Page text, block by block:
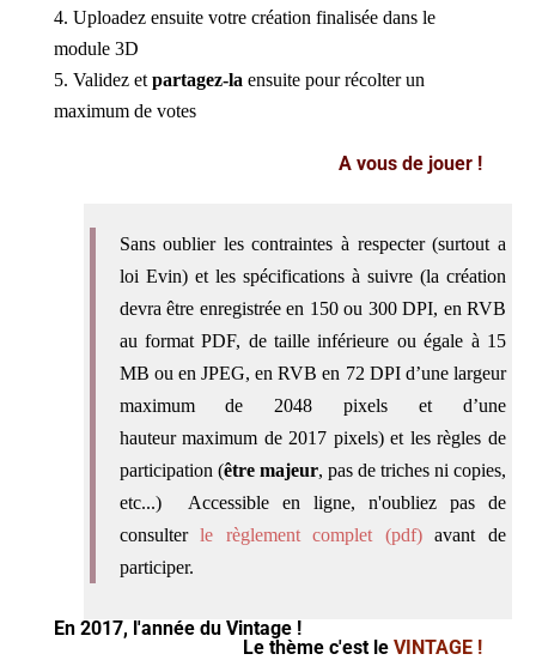
Uploadez ensuite votre création finalisée dans le
module 3D
Validez et partagez-la ensuite pour récolter un
maximum de votes
A vous de jouer !
Sans oublier les contraintes à respecter (surtout a
loi Evin) et les spécifications à suivre (la création
devra être enregistrée en 150 ou 300 DPI, en RVB
au format PDF, de taille inférieure ou égale à 15
MB ou en JPEG, en RVB en 72 DPI d’une largeur
maximum de 2048 pixels et d’une
hauteur maximum de 2017 pixels) et les règles de
participation (être majeur, pas de triches ni copies,
etc...) Accessible en ligne, n'oubliez pas de
consulterle règlement complet (pdf)avant de
participer.
En 2017, l'année du Vintage !
Le thème c'est leVINTAGE !